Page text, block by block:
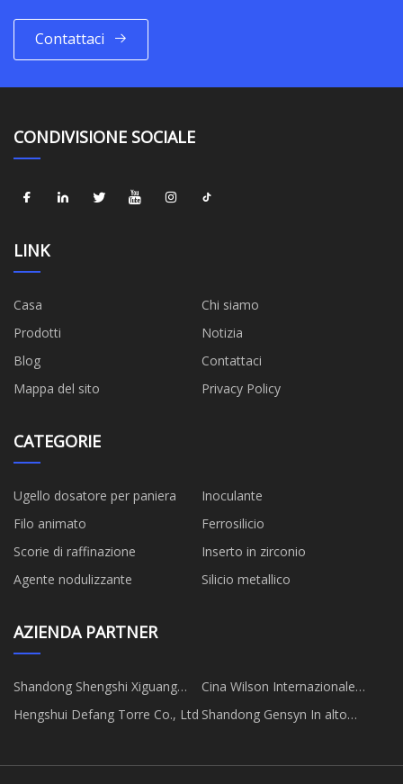
Contattaci
CONDIVISIONE SOCIALE
LINK
Casa
Chi siamo
Prodotti
Notizia
Blog
Contattaci
Mappa del sito
Privacy Policy
CATEGORIE
Ugello dosatore per paniera
Inoculante
Filo animato
Ferrosilicio
Scorie di raffinazione
Inserto in zirconio
Agente nodulizzante
Silicio metallico
AZIENDA PARTNER
Shandong Shengshi Xiguang
Vetro Fibra Co., srl
Cina Wilson Internazionale
Cargo Co., Limited
Hengshui Defang Torre Co., Ltd Shandong Gensyn In alto